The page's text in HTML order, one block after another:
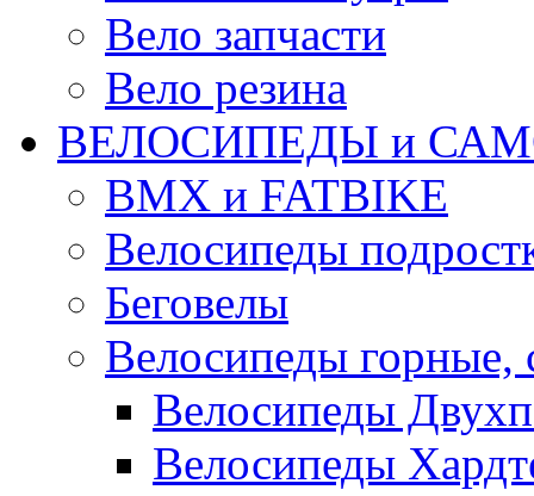
Вело запчасти
Вело резина
ВЕЛОСИПЕДЫ и
BMX и FATBIKE
Велосипеды
Беговелы
Велосипеды горные,
Велосипеды
Велосипеды